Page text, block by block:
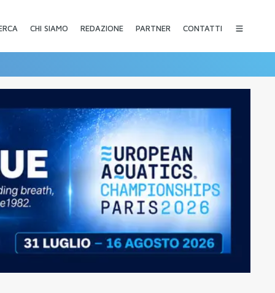
CHI SIAMO REDAZIONE PARTNER CONTATTI